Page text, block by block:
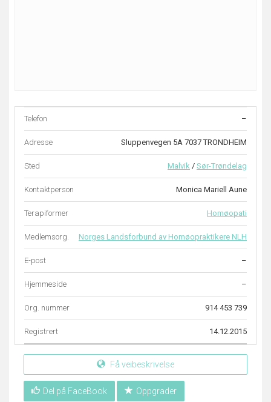
Telefon –
Adresse Sluppenvegen 5A 7037 TRONDHEIM
Sted Malvik / Sør-Trøndelag
Kontaktperson Monica Mariell Aune
Terapiformer Homøopati
Medlemsorg. Norges Landsforbund av Homøopraktikere NLH
E-post –
Hjemmeside –
Org. nummer 914 453 739
Registrert 14.12.2015
Få veibeskrivelse
Del på FaceBook Oppgrader